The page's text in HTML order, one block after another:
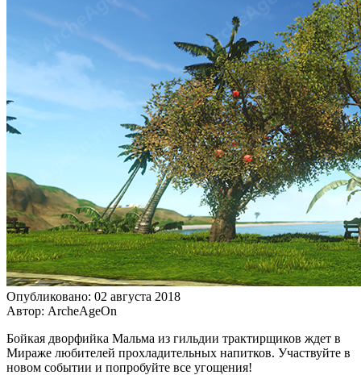
Опубликовано: 02 августа 2018
Автор: ArcheAgeOn
Бойкая дворфийка Мальма из гильдии трактирщиков ждет в
Мираже любителей прохладительных напитков. Участвуйте в
новом событии и попробуйте все угощения!